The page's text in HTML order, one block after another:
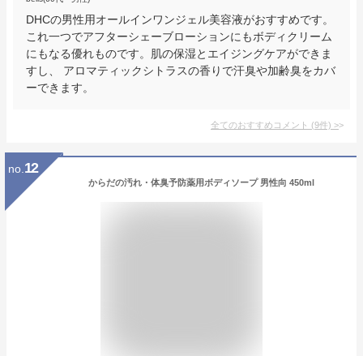
DHCの男性用オールインワンジェル美容液がおすすめです。
これ一つでアフターシェーブローションにもボディクリーム
にもなる優れものです。肌の保湿とエイジングケアができま
すし、 アロマティックシトラスの香りで汗臭や加齢臭をカバ
ーできます。
全てのおすすめコメント (9件) >
no. 12
からだの汚れ・体臭予防薬用ボディソープ 男性向 450ml